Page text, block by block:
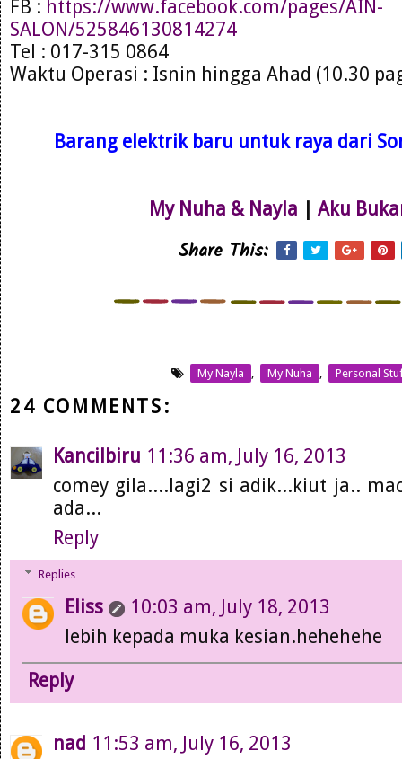
FB : https://www.facebook.com/pages/AIN-
SALON/525846130814274
Tel : 017-315 0864
Waktu Operasi : Isnin hingga Ahad (10.30
Barang elektrik baru untuk raya dari
My Nuha & Nayla | Aku
Share This:
My Nayla My Nuha Personal
24 COMMENTS:
Kancilbiru 11:36 am, July 16, 2013
comey gila....lagi2 si adik...kiut ja..
ada...
Reply
Replies
Eliss
10:03 am, July 18, 2013
lebih kepada muka kesian.hehehehe
Reply
nad 11:53 am, July 16, 2013